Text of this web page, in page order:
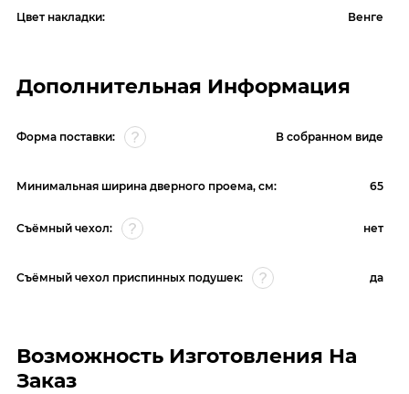
Цвет накладки: Венге
Дополнительная Информация
Форма поставки: В собранном виде
Минимальная ширина дверного проема, см: 65
Съёмный чехол: нет
Съёмный чехол приспинных подушек: да
Возможность Изготовления На
Заказ